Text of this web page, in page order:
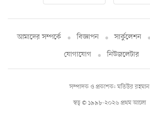
আমাদের সম্পর্কে বিজ্ঞাপন সার্কুলেশন
যোগাযোগ
নিউজলেটার
স্বত্ব © ১৯৯৮-২০২৬ প্রথম আলো
সম্পাদক ও প্রকাশক: মতিউর রহমান